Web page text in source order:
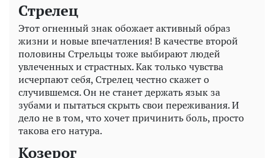
Стрелец
Этот огненный знак обожает активный образ
жизни и новые впечатления! В качестве второй
половины Стрельцы тоже выбирают людей
увлеченных и страстных. Как только чувства
исчерпают себя, Стрелец честно скажет о
случившемся. Он не станет держать язык за
зубами и пытаться скрыть свои переживания. И
дело не в том, что хочет причинить боль, просто
такова его натура.
Козерог